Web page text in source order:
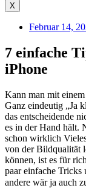
X
Februar 14,
7 einfache
iPhone
Kann man mit
Ganz eindeutig „Ja
das entscheidende
es in der Hand hält.
schon wirklich
von der Bildqualität
können, ist es für
paar einfache
andere wär ja auch